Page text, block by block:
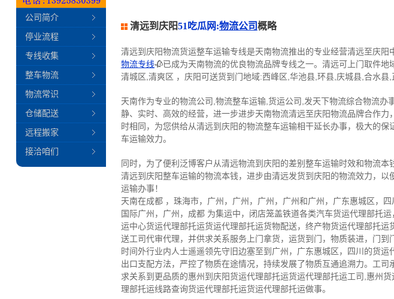
清远到庆阳51吃瓜网:物流公司概略
清远到庆阳物流货运整车运输专线是天南物流推出的专业经营清远至庆
物流专线🥀已成为天南物流的优良物流品牌专线之一。清远可上门取件
清城区,清爽区 ，庆阳可送货到门地域:西峰区,华池县,环县,庆城县,合水县,
天南作为专业的物流公司,物流整车运输,货运公司,发天下物流综合物流办
静、实时、高效的经营，进一步进步天南物流清远至庆阳物流品牌合作
时相同，为您供给从清远到庆阳的物流整车运输相干延长办事，极大的
车运输效力。
同时，为了便利泛博客户从清远物流到庆阳的差别整车运输时效和物流本
清远到庆阳整车运输的物流本钱，进步由清远发货到庆阳的物流效力，以
运输办事！
天南在成都 ，珠海市，广州，广州，广州，广州和广州，广东惠城区，
国际广州，广州，成都 为集运中，闭店笼盖铁道各类汽车货运代理部托
运中心货运代理部托运货运代理部托运货物配送，终产物货运代理部托
送工司代审代理，并供求关系服务上门拿货，运货到门，物质装进，门
时间外行业内人士遥遥领先守旧边塞至到广州，广东惠城区，四川的货
出口支配方法，严控了物质在途情况，持续发展了物质互通追溯力。工
求关系到更品质的惠州到庆阳货运代理部托运货运代理部托运工司,惠州
理部托运线路查询货运代理部托运货运代理部托运做事。
公司简介
停业流程
专线收集
整车物流
物流常识
仓储配送
远程搬家
接洽咱们